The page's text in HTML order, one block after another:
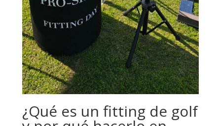
¿Qué es un fitting de golf